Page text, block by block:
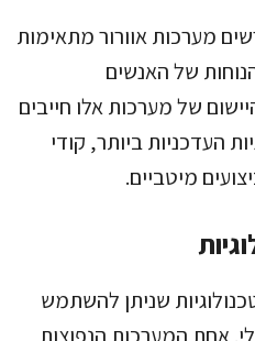
מערכות אוורור מתאימות
של האנשים
של מערכות אלו חייבים
העדכניות ביותר, קודי
מיטביים.
שניתן להשתמש